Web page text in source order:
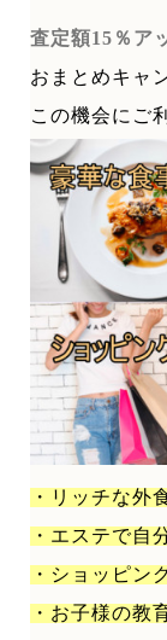
査定額15％ア
おまとめキャ
この機会にご
・リッチな外
・エステで自
・ショッピン
・お子様の教